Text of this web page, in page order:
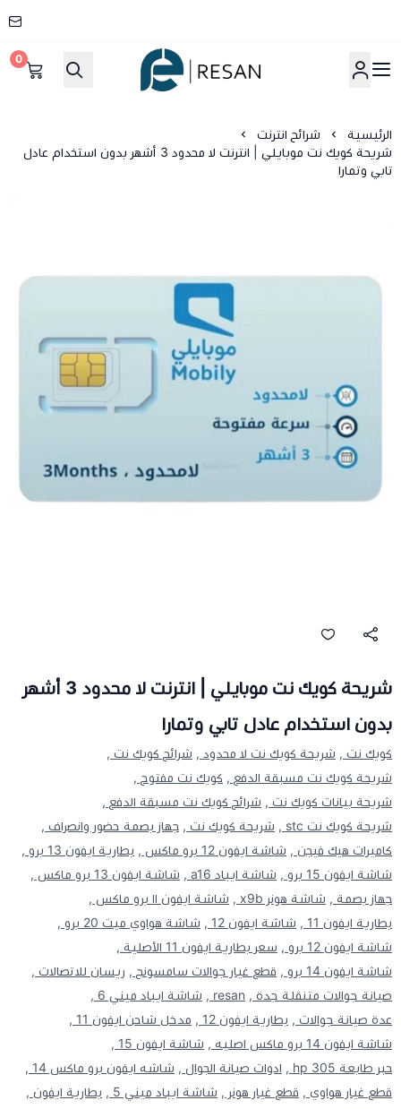
شركة ريسان
0
الرئيسية
شرائح انترنت
شريحة كويك نت موبايلي | انترنت لا محدود 3 أشهر بدون استخدام عادل
تابي وتمارا
شريحة كويك نت موبايلي | انترنت لا محدود 3 أشهر
بدون استخدام عادل تابي وتمارا
كويك نت , شريحة كويك نت لا محدود , شرائح كويك نت ,
شريحة كويك نت مسبقة الدفع , كويك نت مفتوح ,
شريحة بيانات كويك نت , شرائح كويك نت مسبقة الدفع ,
شريحة كويك نت stc ,
شريحة كويك نت , جهاز بصمة حضور وانصراف ,
كاميرات هيك فيجن , شاشة ايفون 12 برو ماكس ,
بطارية ايفون 13 برو ,
شاشة ايفون 15 برو ,
شاشة ايباد a16 ,
شاشة ايفون 13 برو ماكس ,
جهاز بصمة , شاشة هونر x9b ,
شاشة ايفون ١١ برو ماكس ,
بطارية ايفون 11 ,
شاشة ايفون 12 ,
شاشة هواوي ميت 20 برو ,
شاشة ايفون 12 برو ,
سعر بطارية ايفون 11 الأصلية ,
شاشة ايفون 14 برو ,
قطع غيار جوالات سامسونج , ريسان للاتصالات ,
صيانة جوالات متنقلة جدة , resan ,
شاشة ايباد ميني 6 ,
عدة صيانة جوالات , بطارية ايفون 12 ,
مدخل شاحن ايفون 11 ,
شاشة ايفون 14 برو ماكس اصليه ,
شاشة ايفون 15 ,
حبر طابعة hp 305 ,
ادوات صيانة الجوال , شاشه ايفون برو ماكس 14 ,
قطع غيار هواوي , قطع غيار هونر , شاشة ايباد ميني 5 ,
بطارية ايفون ,